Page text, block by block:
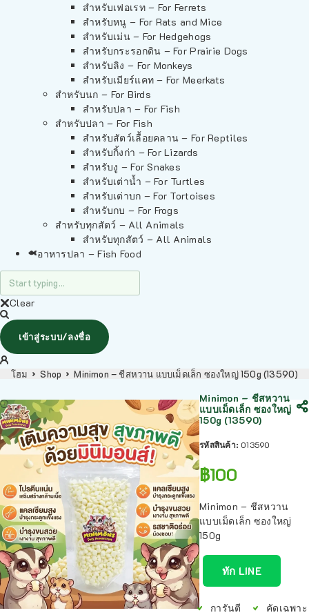
สำหรับเฟอเรท – For Ferrets
สำหรับหนู – For Rats and Mice
สำหรับเม่น – For Hedgehogs
สำหรับกระรอกดิน – For Prairie Dogs
สำหรับลิง – For Monkeys
สำหรับเมียร์แคท – For Meerkats
สำหรับนก – For Birds
สำหรับปลา – For Fish
สำหรับปลา – For Fish
สำหรับสัตว์เลื้อยคลาน – For Reptiles
สำหรับกิ้งก่า – For Lizards
สำหรับงู – For Snakes
สำหรับเต่าน้ำ – For Turtles
สำหรับเต่าบก – For Tortoises
สำหรับกบ – For Frogs
สำหรับทุกสัตว์ – All Animals
สำหรับทุกสัตว์ – All Animals
อาหารปลา – Fish Food
Clear
เข้าสู่ระบบ/ลงชื่อ
โฮม Shop Minimon – ชีสหวาน แบบเม็ดเล็ก ซองใหญ่ 150g (13590)
Minimon – ชีสหวาน
แบบเม็ดเล็ก ซองใหญ่
150g (13590)
รหัสสินค้า: 013590
฿100
Minimon – ชีสหวาน
แบบเม็ดเล็ก ซองใหญ่
150g
ทัก LINE
การันตี
คัดเฉพาะ